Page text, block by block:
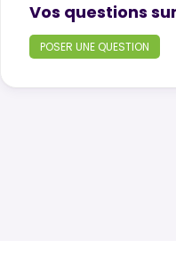
Product questions
Vos questions
POSER UNE QUESTION